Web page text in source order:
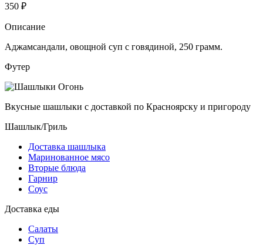
350 ₽
Описание
Аджамсандали, овощной суп с говядиной, 250 грамм.
Футер
Вкусные шашлыки с доставкой по Красноярску и пригороду
Шашлык/Гриль
Доставка шашлыка
Маринованное мясо
Вторые блюда
Гарнир
Соус
Доставка еды
Салаты
Суп